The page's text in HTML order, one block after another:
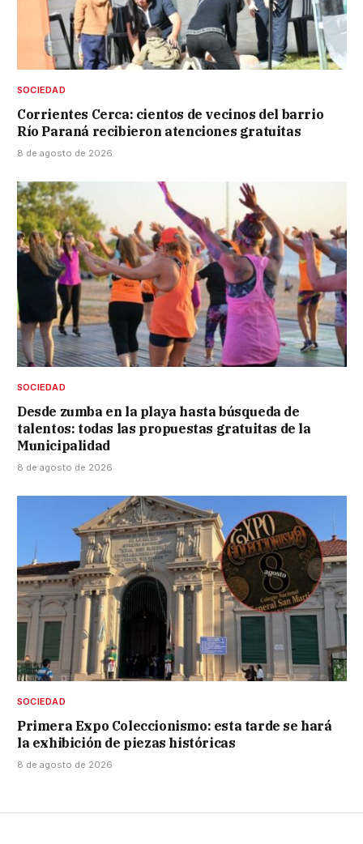
SOCIEDAD
Corrientes Cerca: cientos de vecinos del barrio
Río Paraná recibieron atenciones gratuitas
8 de agosto de 2026
SOCIEDAD
Desde zumba en la playa hasta búsqueda de
talentos: todas las propuestas gratuitas de la
Municipalidad
8 de agosto de 2026
SOCIEDAD
Primera Expo Coleccionismo: esta tarde se hará
la exhibición de piezas históricas
8 de agosto de 2026